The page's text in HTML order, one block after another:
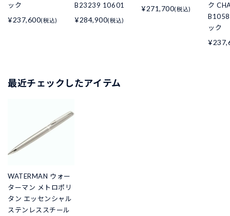
ック
¥237,600(税込)
B23239 10601
¥284,900(税込)
¥271,700(税込)
ク
ック
最近チェックしたアイテム
WATERMAN ウォー
ターマン メトロポリ
タン エッセンシャル
ステンレススチール